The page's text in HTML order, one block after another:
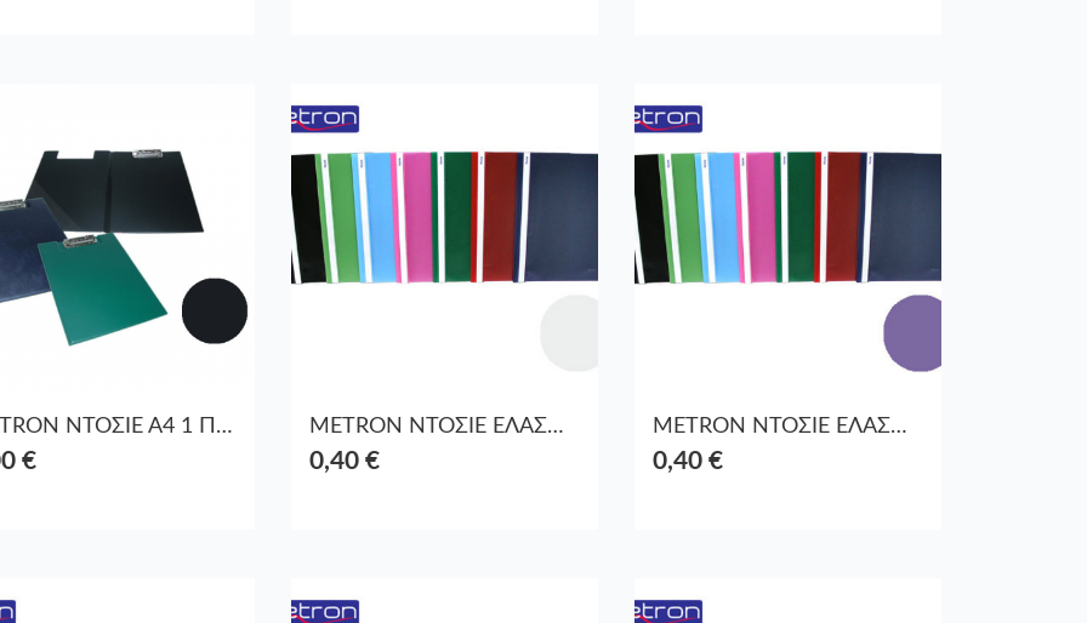
METRON ΝΤΟΣΙΕ Α4 1 ΠΙΑΣΤΡΑ MANDARIN ΣΤΑΘΕΡΟ ΜΑΥΡΟ
€
METRON ΝΤΟΣΙΕ ΕΛΑΣΜΑ ΠΛΑΣΤ. 1670-10 ΑΣΠΡΟ
0,40 €
METRON ΝΤΟΣΙΕ ΕΛΑΣΜΑ ΠΛΑΣΤ. 1670-100 ΜΩΒ
0,40 €